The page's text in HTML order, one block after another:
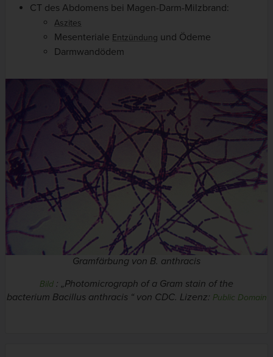
CT des Abdomens bei Magen-Darm-Milzbrand:
Aszites
Mesenteriale Entzündung und Ödeme
Darmwandödem
Gramfärbung von B. anthracis
Bild : „Photomicrograph of a Gram stain of the
bacterium Bacillus anthracis“ von CDC. Lizenz: Public Domain